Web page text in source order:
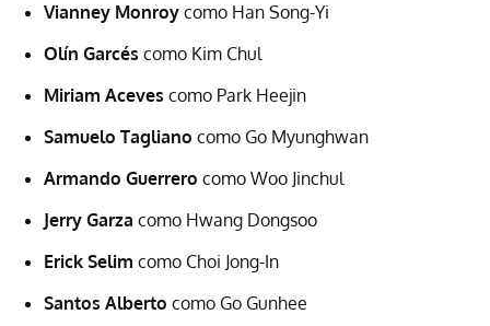
Vianney Monroy como Han Song-Yi
Olín Garcés como Kim Chul
Miriam Aceves como Park Heejin
Samuelo Tagliano como Go Myunghwan
Armando Guerrero como Woo Jinchul
Jerry Garza como Hwang Dongsoo
Erick Selim como Choi Jong-In
Santos Alberto como Go Gunhee